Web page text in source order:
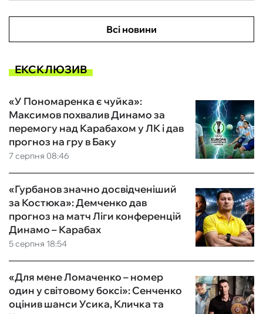
Всі новини
ЕКСКЛЮЗИВ
7 серпня 08:46
«У Пономаренка є чуйка»:
Максимов похвалив Динамо за
перемогу над Карабахом у ЛК і дав
прогноз на гру в Баку
5 серпня 18:54
«Гурбанов значно досвідченіший
за Костюка»: Демченко дав
прогноз на матч Ліги конференцій
Динамо – Карабах
«Для мене Ломаченко – номер
один у світовому боксі»: Сенченко
оцінив шанси Усика, Кличка та